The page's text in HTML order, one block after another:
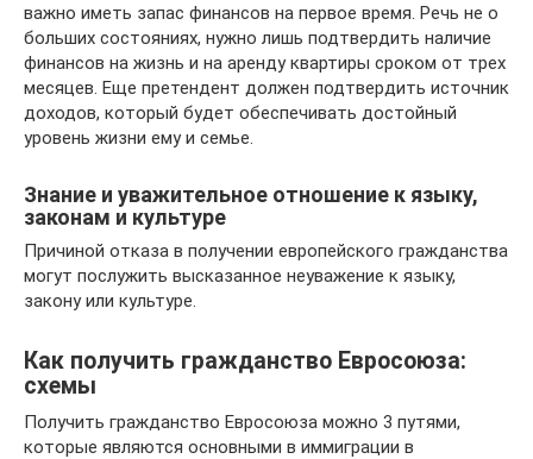
важно иметь запас финансов на первое время. Речь не о
больших состояниях, нужно лишь подтвердить наличие
финансов на жизнь и на аренду квартиры сроком от трех
месяцев. Еще претендент должен подтвердить источник
доходов, который будет обеспечивать достойный
уровень жизни ему и семье.
Знание и уважительное отношение к языку,
законам и культуре
Причиной отказа в получении европейского гражданства
могут послужить высказанное неуважение к языку,
закону или культуре.
Как получить гражданство Евросоюза:
схемы
Получить гражданство Евросоюза можно 3 путями,
которые являются основными в иммиграции в